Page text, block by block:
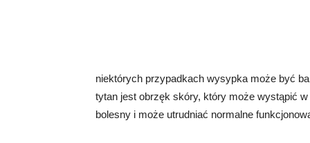
niektórych przypadkach wysypka może być
tytan jest obrzęk skóry, który może wystąpić
bolesny i może utrudniać normalne